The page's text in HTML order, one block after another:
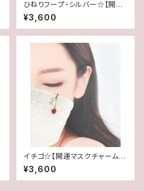
ひねりフープ・シルバー☆【開運
マスクチャーム＆ペンダントトッ
プ】「水晶」＊初回チョーカー付き
¥3,600
イチゴ☆【開運マスクチャーム＆
ペンダントトップ】「ブルームーン
ストーン＆ローズクォーツ」＊初
回チョーカー付き
¥3,600